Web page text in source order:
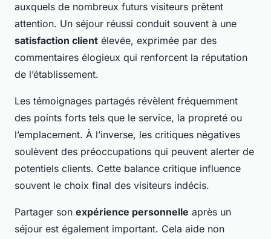
auxquels de nombreux futurs visiteurs prêtent
attention. Un séjour réussi conduit souvent à une
satisfaction client élevée, exprimée par des
commentaires élogieux qui renforcent la réputation
de l’établissement.
Les témoignages partagés révèlent fréquemment
des points forts tels que le service, la propreté ou
l’emplacement. À l’inverse, les critiques négatives
soulèvent des préoccupations qui peuvent alerter de
potentiels clients. Cette balance critique influence
souvent le choix final des visiteurs indécis.
Partager son expérience personnelle après un
séjour est également important. Cela aide non